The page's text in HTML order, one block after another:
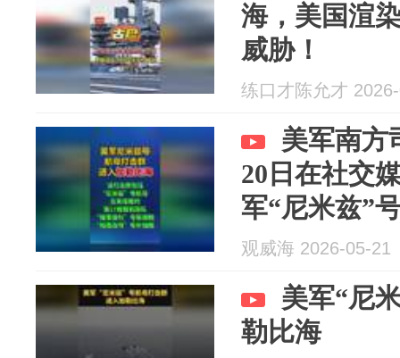
海，美国渲
威胁！
练口才陈允才
美军南方
20日在社交
军“尼米兹”
加勒比海。
观威海 2026-05-21
美军“尼
勒比海